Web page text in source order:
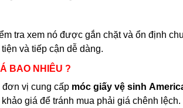
tra xem nó được gắn chặt và ổn định
và tiếp cận dễ dàng.
BAO NHIÊU ?
đơn vị cung cấp móc giấy vệ sinh
giá để tránh mua phải giá chênh